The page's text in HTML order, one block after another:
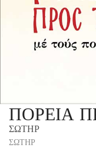
ΠΟΡΕΙΑ
ΣΩΤΗΡ
ΣΩΤΗΡ